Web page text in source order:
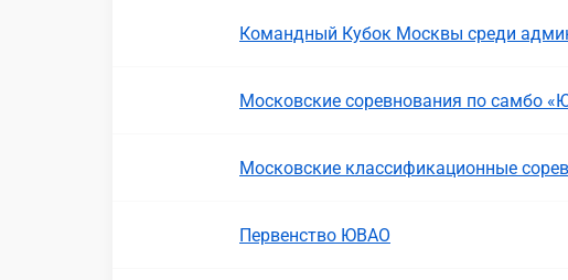
Командный Кубок Москвы среди
Московские соревнования по самбо
Московские классификационные
Первенство ЮВАО